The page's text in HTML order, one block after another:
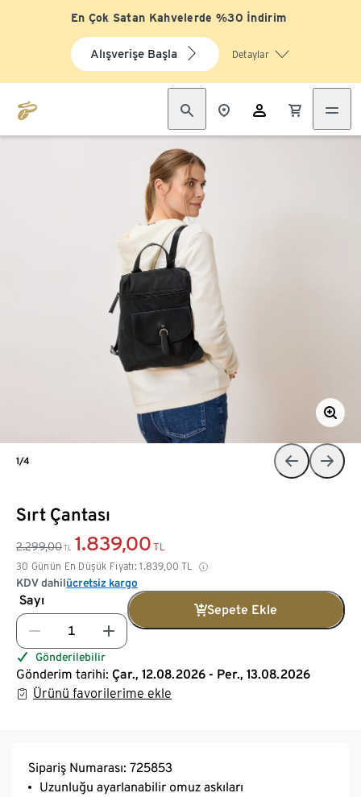
En Çok Satan Kahvelerde %30 İndirim
Alışverişe Başla Detaylar
Sırt Çantası
2.299,00 TL 1.839,00 TL
30 Günün En Düşük Fiyatı: 1.839,00 TL
KDV dahilücretsiz kargo
Sayı
Sepete Ekle
Gönderilebilir
Gönderim tarihi: Çar., 12.08.2026 - Per., 13.08.2026
Ürünü favorilerime ekle
1/4
Sipariş Numarası: 725853
Uzunluğu ayarlanabilir omuz askıları